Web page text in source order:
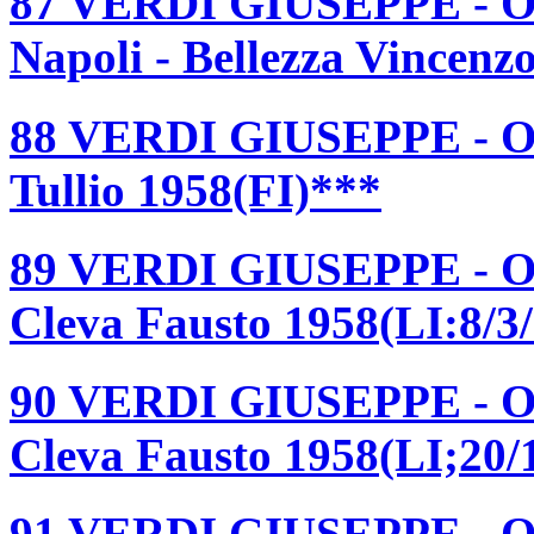
Napoli - Bellezza
88 VERDI GIUSEPPE -
Tullio 1958(FI)***
89 VERDI GIUSEPPE -
Cleva Fausto 1958(LI:8/
90 VERDI GIUSEPPE -
Cleva Fausto 1958(LI;20/